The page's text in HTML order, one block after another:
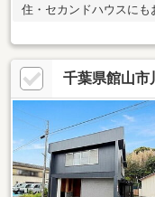
住・セカンドハウスにも
千葉県館山市